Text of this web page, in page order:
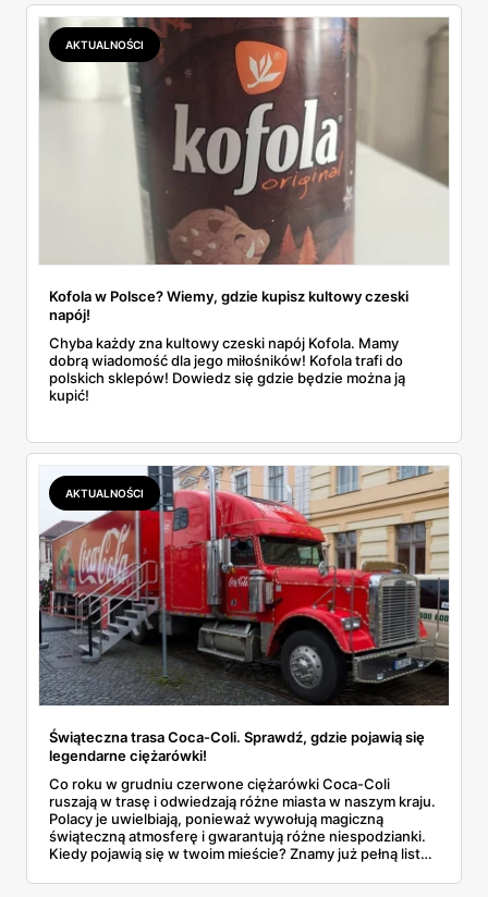
AKTUALNOŚCI
Kofola w Polsce? Wiemy, gdzie kupisz kultowy czeski
napój!
Chyba każdy zna kultowy czeski napój Kofola. Mamy
dobrą wiadomość dla jego miłośników! Kofola trafi do
polskich sklepów! Dowiedz się gdzie będzie można ją
kupić!
AKTUALNOŚCI
Świąteczna trasa Coca-Coli. Sprawdź, gdzie pojawią się
legendarne ciężarówki!
Co roku w grudniu czerwone ciężarówki Coca-Coli
ruszają w trasę i odwiedzają różne miasta w naszym kraju.
Polacy je uwielbiają, ponieważ wywołują magiczną
świąteczną atmosferę i gwarantują różne niespodzianki.
Kiedy pojawią się w twoim mieście? Znamy już pełną listę